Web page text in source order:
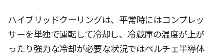
ハイブリッドクーリングは、平常時にはコンプレッ
サーを単独で運転して冷却し、冷蔵庫の温度が上が
ったり強力な冷却が必要な状況ではペルチェ半導体